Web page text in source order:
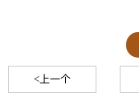
<上一个